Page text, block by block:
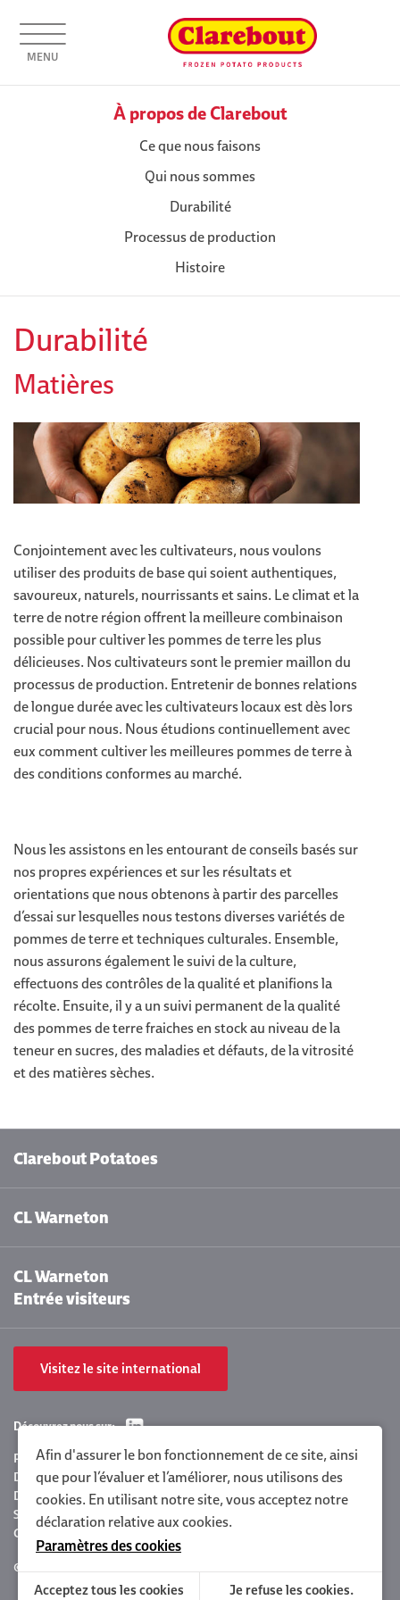
MENU
À propos de Clarebout
Ce que nous faisons
Qui nous sommes
Durabilité
Processus de production
Histoire
Durabilité
Matières
Conjointement avec les cultivateurs, nous voulons
utiliser des produits de base qui soient authentiques,
savoureux, naturels, nourrissants et sains. Le climat et la
terre de notre région offrent la meilleure combinaison
possible pour cultiver les pommes de terre les plus
délicieuses. Nos cultivateurs sont le premier maillon du
processus de production. Entretenir de bonnes relations
de longue durée avec les cultivateurs locaux est dès lors
crucial pour nous. Nous étudions continuellement avec
eux comment cultiver les meilleures pommes de terre à
des conditions conformes au marché.
Nous les assistons en les entourant de conseils basés sur
nos propres expériences et sur les résultats et
orientations que nous obtenons à partir des parcelles
d’essai sur lesquelles nous testons diverses variétés de
pommes de terre et techniques culturales. Ensemble,
nous assurons également le suivi de la culture,
effectuons des contrôles de la qualité et planifions la
récolte. Ensuite, il y a un suivi permanent de la qualité
des pommes de terre fraiches en stock au niveau de la
teneur en sucres, des maladies et défauts, de la vitrosité
et des matières sèches.
Clarebout Potatoes
CL Warneton
CL Warneton
Entrée visiteurs
Visitez le site international
Découvrez nous sur:
Paramètres des cookies
Déclaration de confidentialité Clarebout
Déclaration de la politique
Sitemap
Conditions générales
© 2026 Clarebout Potatoes Site byDigitalMind
Afin d'assurer le bon fonctionnement de ce site, ainsi
que pour l’évaluer et l’améliorer, nous utilisons des
cookies. En utilisant notre site, vous acceptez notre
déclaration relative aux cookies.
Paramètres des cookies
Acceptez tous les cookies Je refuse les cookies.